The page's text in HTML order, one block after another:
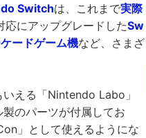
Switchは、これまで実際
にアップグレードしたSw
ードゲーム機など、さまざ
える「Nintendo Labo」
のパーツが付属してお
」として使えるようにな